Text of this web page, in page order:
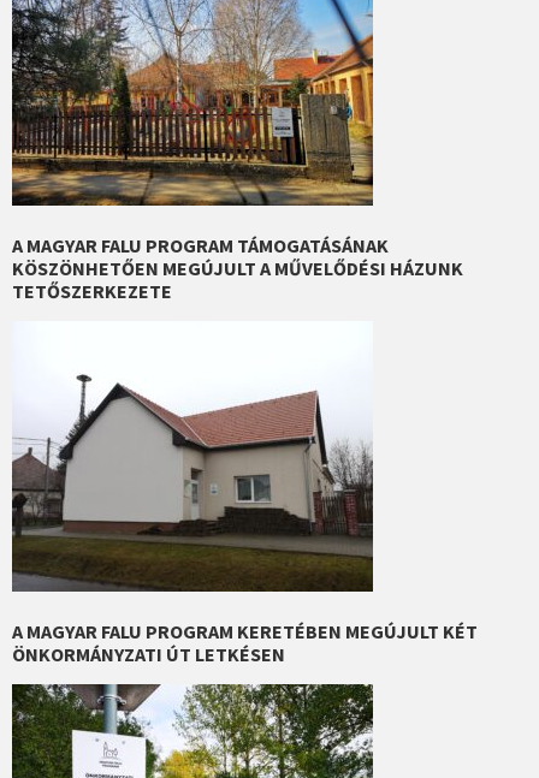
A MAGYAR FALU PROGRAM TÁMOGATÁSÁNAK
KÖSZÖNHETŐEN MEGÚJULT A MŰVELŐDÉSI HÁZUNK
TETŐSZERKEZETE
A MAGYAR FALU PROGRAM KERETÉBEN MEGÚJULT KÉT
ÖNKORMÁNYZATI ÚT LETKÉSEN